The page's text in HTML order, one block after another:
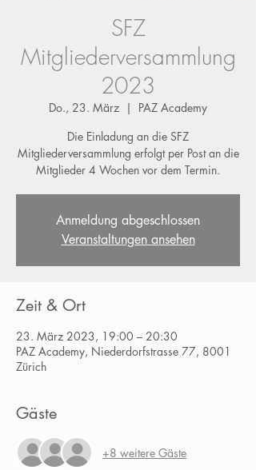
SFZ
Mitgliederversammlung
2023
Do., 23. März
  |
PAZ Academy
Die Einladung an die SFZ
Mitgliederversammlung erfolgt per Post an die
Mitglieder 4 Wochen vor dem Termin.
Anmeldung abgeschlossen
Veranstaltungen ansehen
Zeit & Ort
23. März 2023, 19:00 – 20:30
PAZ Academy, Niederdorfstrasse 77, 8001
Zürich
Gäste
+8 weitere Gäste